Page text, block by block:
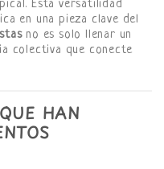
Esta versatilidad
en una pieza clave del
no es solo llenar un
colectiva que conecte
HAN